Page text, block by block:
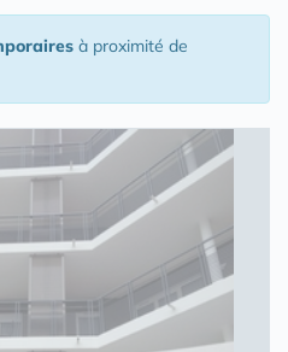
à proximité de